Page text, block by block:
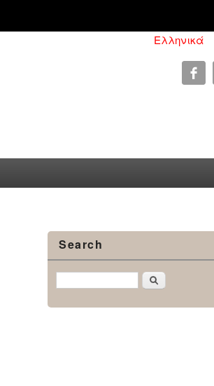
Ελληνικά
Search
Αναζήτηση